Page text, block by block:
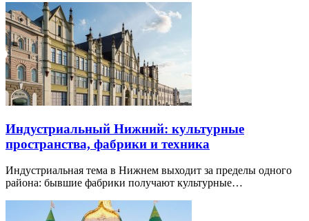
Индустриальный Нижний: культурные
пространства, фабрики и техника
Индустриальная тема в Нижнем выходит за пределы одного
района: бывшие фабрики получают культурные…